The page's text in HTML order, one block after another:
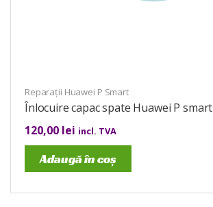
Reparații Huawei P Smart
Înlocuire capac spate Huawei P smart
120,00 lei incl. TVA
Adaugă în coș